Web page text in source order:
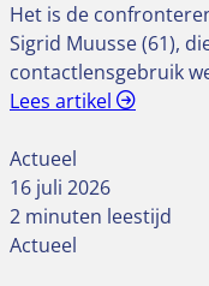
Het is de
Sigrid Muusse (61),
contactlensgebruik
Lees artikel
Actueel
16 juli 2026
2 minuten leestijd
Actueel